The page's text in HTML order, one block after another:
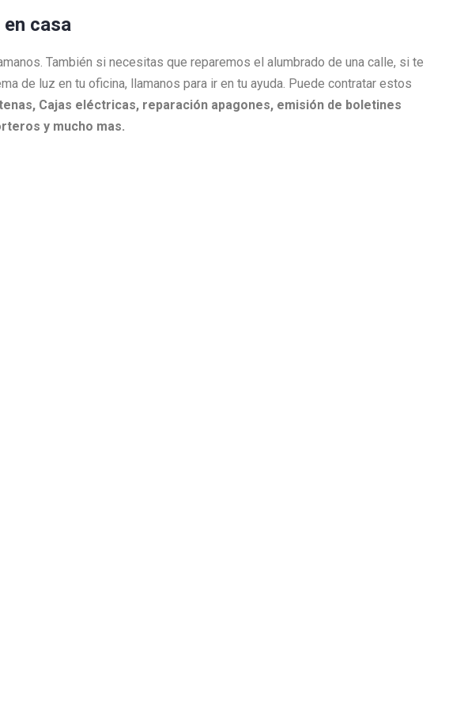
casa
También si necesitas que reparemos el alumbrado de una calle, si te
de luz en tu oficina, llamanos para ir en tu ayuda. Puede contratar estos
Cajas eléctricas, reparación apagones, emisión de boletines
y mucho mas.